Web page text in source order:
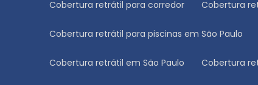
Cobertura retrátil para corredor Cobertura
Cobertura retrátil para piscinas em São Paulo
Cobertura retrátil em São Paulo Cobertura